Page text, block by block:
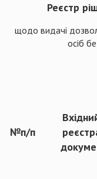
Реєстр
щодо видачі
осіб
№п/п